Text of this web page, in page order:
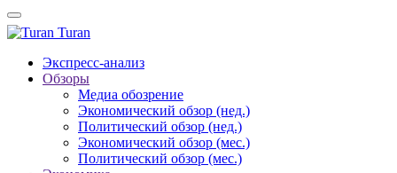
Turan
Экспресс-анализ
Обзоры
Медиа обозрение
Экономический обзор (нед.)
Политический обзор (нед.)
Экономический обзор (мес.)
Политический обзор (мес.)